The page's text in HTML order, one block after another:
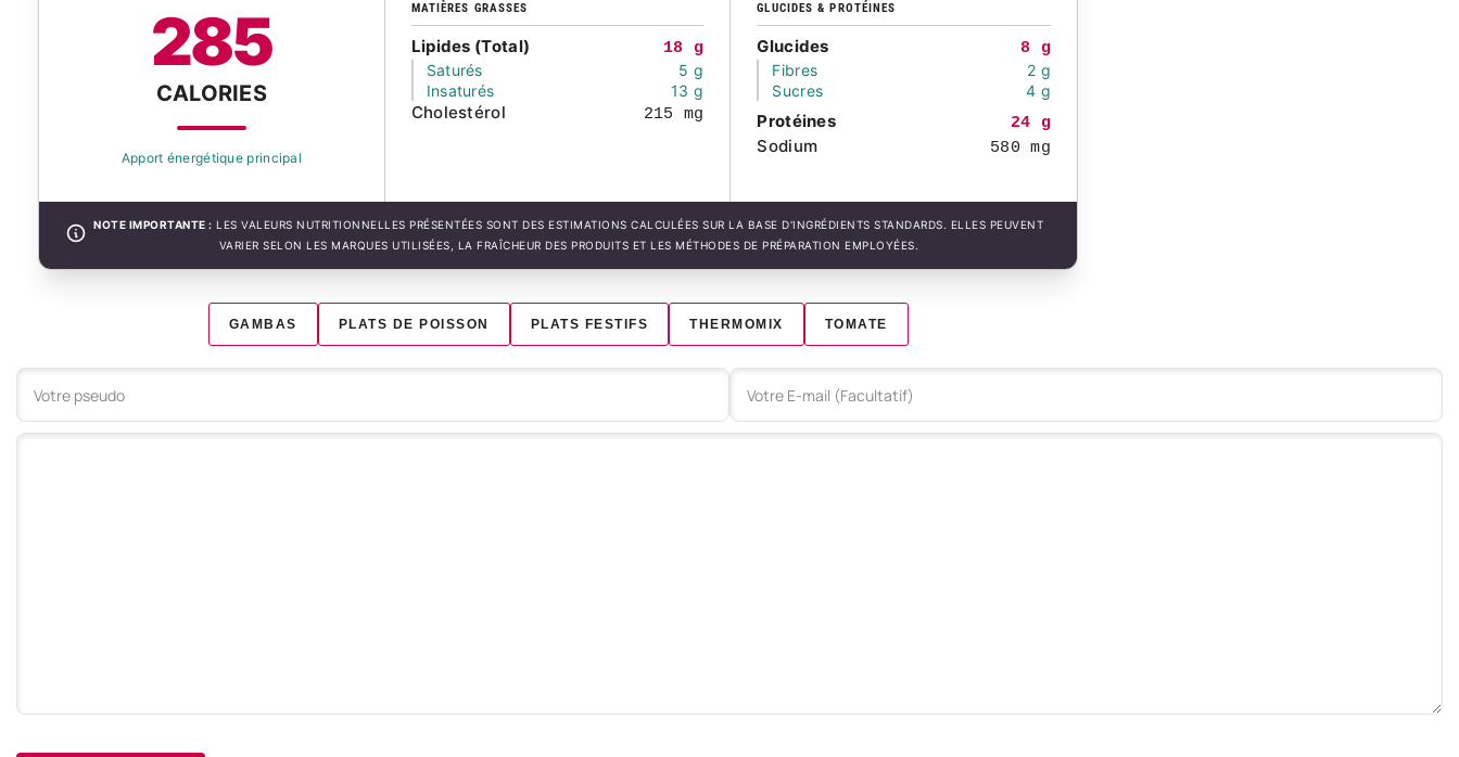
285
CALORIES
Apport énergétique principal
MATIÈRES GRASSES
Lipides (Total)
18 g
Saturés
5 g
Insaturés
13 g
Cholestérol 215 mg
GLUCIDES & PROTÉINES
Glucides
8 g
Fibres
2 g
Sucres
4 g
Protéines 24 g
Sodium 580 mg
NOTE IMPORTANTE : LES VALEURS NUTRITIONNELLES PRÉSENTÉES SONT DES ESTIMATIONS CALCULÉES SUR LA BASE D'INGRÉDIENTS STANDARDS. ELLES PEUVENT
VARIER SELON LES MARQUES UTILISÉES, LA FRAÎCHEUR DES PRODUITS ET LES MÉTHODES DE PRÉPARATION EMPLOYÉES.
GAMBAS PLATS DE POISSON PLATS FESTIFS THERMOMIX TOMATE
Votre commentaire